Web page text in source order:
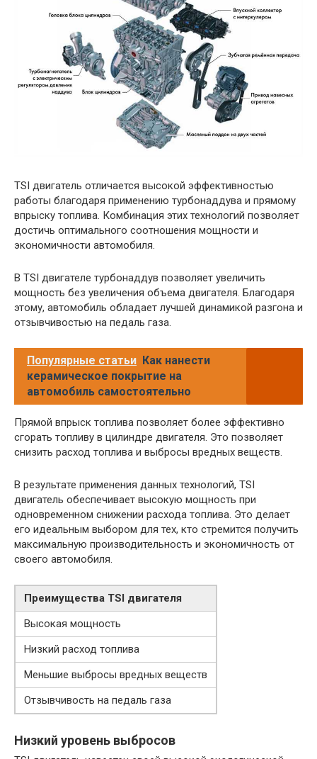
TSI двигатель отличается высокой эффективностью
работы благодаря применению турбонаддува и прямому
впрыску топлива. Комбинация этих технологий позволяет
достичь оптимального соотношения мощности и
экономичности автомобиля.
В TSI двигателе турбонаддув позволяет увеличить
мощность без увеличения объема двигателя. Благодаря
этому, автомобиль обладает лучшей динамикой разгона и
отзывчивостью на педаль газа.
Популярные статьи Как нанести
керамическое покрытие на
автомобиль самостоятельно
Прямой впрыск топлива позволяет более эффективно
сгорать топливу в цилиндре двигателя. Это позволяет
снизить расход топлива и выбросы вредных веществ.
В результате применения данных технологий, TSI
двигатель обеспечивает высокую мощность при
одновременном снижении расхода топлива. Это делает
его идеальным выбором для тех, кто стремится получить
максимальную производительность и экономичность от
своего автомобиля.
Преимущества TSI двигателя
Высокая мощность
Низкий расход топлива
Меньшие выбросы вредных веществ
Отзывчивость на педаль газа
Низкий уровень выбросов